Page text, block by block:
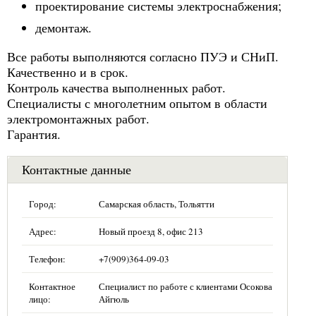
проектирование системы электроснабжения;
демонтаж.
Все работы выполняются согласно ПУЭ и СНиП.
Качественно и в срок.
Контроль качества выполненных работ.
Специалисты с многолетним опытом в области
электромонтажных работ.
Гарантия.
Контактные данные
Город: Самарская область, Тольятти
Адрес: Новый проезд 8, офис 213
Телефон: +7(909)364-09-03
Контактное
лицо:
Специалист по работе с клиентами Осокова
Айгюль